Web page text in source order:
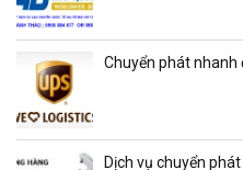
Chuyển phát nhanh
Dịch vụ chuyển